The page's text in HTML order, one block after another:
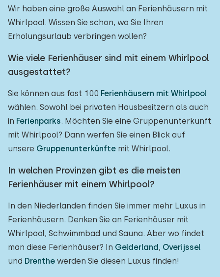
Wir haben eine große Auswahl an Ferienhäusern mit
Whirlpool. Wissen Sie schon, wo Sie Ihren
Erholungsurlaub verbringen wollen?
Wie viele Ferienhäuser sind mit einem Whirlpool
ausgestattet?
Sie können aus fast 100 Ferienhäusern mit Whirlpool
wählen. Sowohl bei privaten Hausbesitzern als auch
in Ferienparks. Möchten Sie eine Gruppenunterkunft
mit Whirlpool? Dann werfen Sie einen Blick auf
unsere Gruppenunterkünfte mit Whirlpool.
In welchen Provinzen gibt es die meisten
Ferienhäuser mit einem Whirlpool?
In den Niederlanden finden Sie immer mehr Luxus in
Ferienhäusern. Denken Sie an Ferienhäuser mit
Whirlpool, Schwimmbad und Sauna. Aber wo findet
man diese Ferienhäuser? In Gelderland, Overijssel
und Drenthe werden Sie diesen Luxus finden!